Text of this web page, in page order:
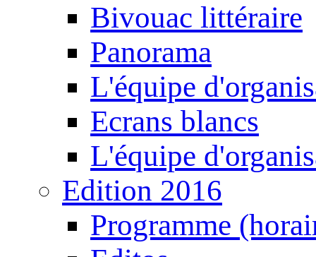
Bivouac littéraire
Panorama
L'équipe
Ecrans blancs
L'équipe
Edition 2016
Programme